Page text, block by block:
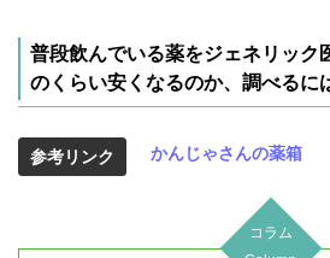
普段飲んでいる薬をジェネリック
のくらい安くなるのか、調べるに
参考リンク かんじゃさんの薬箱
コラム